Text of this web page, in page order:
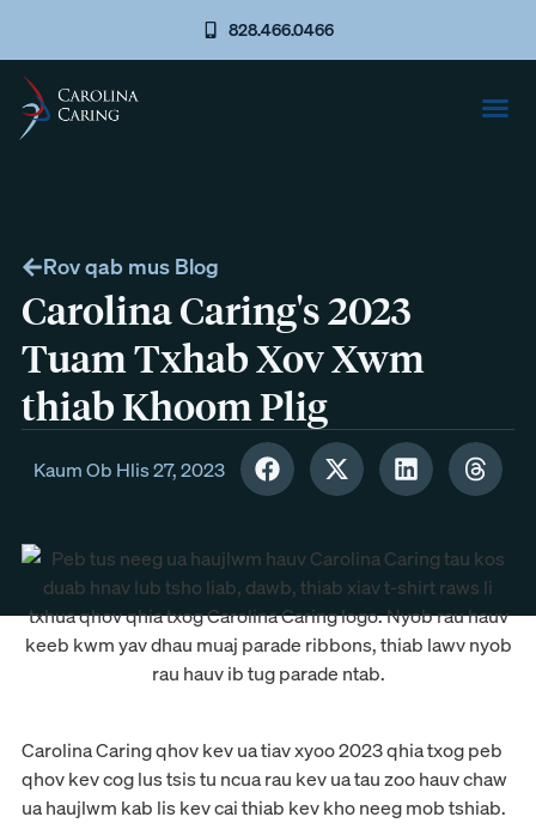
828.466.0466
Rov qab mus Blog
Carolina Caring's 2023
Tuam Txhab Xov Xwm
thiab Khoom Plig
Kaum Ob Hlis 27, 2023
Carolina Caring qhov kev ua tiav xyoo 2023 qhia txog peb
qhov kev cog lus tsis tu ncua rau kev ua tau zoo hauv chaw
ua haujlwm kab lis kev cai thiab kev kho neeg mob tshiab.